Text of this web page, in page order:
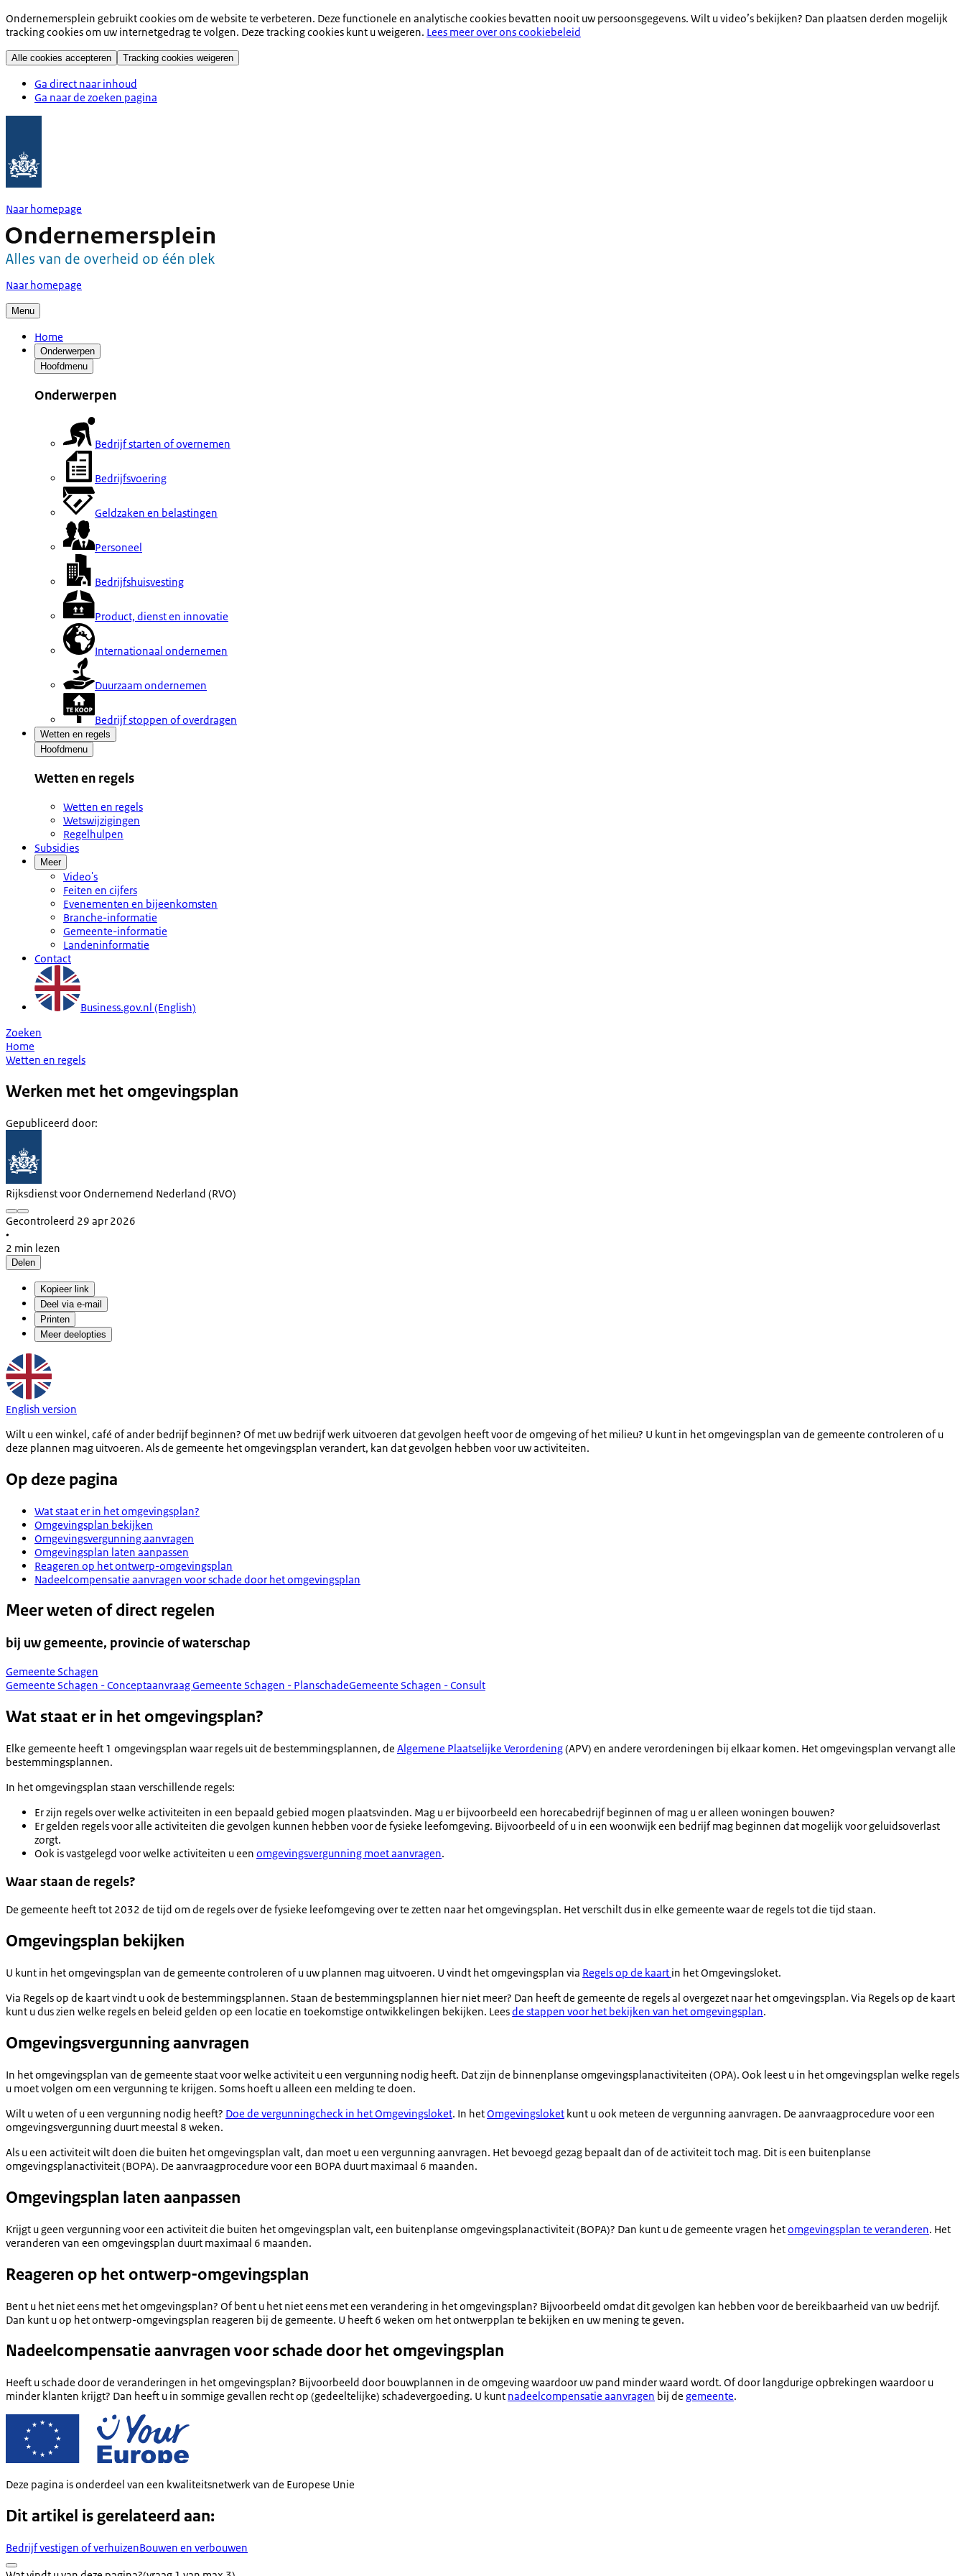
Ondernemersplein gebruikt cookies om de website te verbeteren. Deze functionele en analytische cookies bevatten nooit uw persoonsgegevens. Wilt u video’s bekijken? Dan plaatsen derden mogelijk
tracking cookies om uw internetgedrag te volgen. Deze tracking cookies kunt u weigeren. Lees meer over ons cookiebeleid
Alle cookies accepteren Tracking cookies weigeren
Ga direct naar inhoud
Ga naar de zoeken pagina
Naar homepage
Naar homepage
Menu
Home
Onderwerpen
Hoofdmenu
Onderwerpen
Bedrijf starten of overnemen
Bedrijfsvoering
Geldzaken en belastingen
Personeel
Bedrijfshuisvesting
Product, dienst en innovatie
Internationaal ondernemen
Duurzaam ondernemen
Bedrijf stoppen of overdragen
Wetten en regels
Hoofdmenu
Wetten en regels
Wetten en regels
Wetswijzigingen
Regelhulpen
Subsidies
Meer
Video's
Feiten en cijfers
Evenementen en bijeenkomsten
Branche-informatie
Gemeente-informatie
Landeninformatie
Contact
Business.gov.nl (English)
Zoeken
Home
Wetten en regels
Werken met het omgevingsplan
Gepubliceerd door:
Rijksdienst voor Ondernemend Nederland (RVO)
Gecontroleerd 29 apr 2026
•
2 min lezen
Delen
Kopieer link
Deel via e-mail
Printen
Meer deelopties
English version
Wilt u een winkel, café of ander bedrijf beginnen? Of met uw bedrijf werk uitvoeren dat gevolgen heeft voor de omgeving of het milieu? U kunt in het omgevingsplan van de gemeente controleren of u
deze plannen mag uitvoeren. Als de gemeente het omgevingsplan verandert, kan dat gevolgen hebben voor uw activiteiten.
Op deze pagina
Wat staat er in het omgevingsplan?
Omgevingsplan bekijken
Omgevingsvergunning aanvragen
Omgevingsplan laten aanpassen
Reageren op het ontwerp-omgevingsplan
Nadeelcompensatie aanvragen voor schade door het omgevingsplan
Meer weten of direct regelen
bij uw gemeente, provincie of waterschap
Gemeente Schagen
Gemeente Schagen - ConceptaanvraagGemeente Schagen - PlanschadeGemeente Schagen - Consult
Wat staat er in het omgevingsplan?
Elke gemeente heeft 1 omgevingsplan waar regels uit de bestemmingsplannen, de Algemene Plaatselijke Verordening(APV) en andere verordeningen bij elkaar komen. Het omgevingsplan vervangt alle
bestemmingsplannen.
In het omgevingsplan staan verschillende regels:
Er zijn regels over welke activiteiten in een bepaald gebied mogen plaatsvinden. Mag u er bijvoorbeeld een horecabedrijf beginnen of mag u er alleen woningen bouwen?
Er gelden regels voor alle activiteiten die gevolgen kunnen hebben voor de fysieke leefomgeving. Bijvoorbeeld of u in een woonwijk een bedrijf mag beginnen dat mogelijk voor geluidsoverlast
zorgt.
Ook is vastgelegd voor welke activiteiten u een omgevingsvergunning moet aanvragen.
Waar staan de regels?
De gemeente heeft tot 2032 de tijd om de regels over de fysieke leefomgeving over te zetten naar het omgevingsplan. Het verschilt dus in elke gemeente waar de regels tot die tijd staan.
Omgevingsplan bekijken
U kunt in het omgevingsplan van de gemeente controleren of u uw plannen mag uitvoeren. U vindt het omgevingsplan via Regels op de kaart in het Omgevingsloket.
Via Regels op de kaart vindt u ook de bestemmingsplannen. Staan de bestemmingsplannen hier niet meer? Dan heeft de gemeente de regels al overgezet naar het omgevingsplan. Via Regels op de kaart
kunt u dus zien welke regels en beleid gelden op een locatie en toekomstige ontwikkelingen bekijken. Leesde stappen voor het bekijken van het omgevingsplan.
Omgevingsvergunning aanvragen
In het omgevingsplan van de gemeente staat voor welke activiteit u een vergunning nodig heeft. Dat zijn de binnenplanse omgevingsplanactiviteiten (OPA). Ook leest u in het omgevingsplan welke regels
u moet volgen om een vergunning te krijgen. Soms hoeft u alleen een melding te doen.
Wilt u weten of u een vergunning nodig heeft? Doe de vergunningcheck in het Omgevingsloket. In hetOmgevingsloket kunt u ook meteen de vergunning aanvragen. De aanvraagprocedure voor een
omgevingsvergunning duurt meestal 8 weken.
Als u een activiteit wilt doen die buiten het omgevingsplan valt, dan moet u een vergunning aanvragen. Het bevoegd gezag bepaalt dan of de activiteit toch mag. Dit is een buitenplanse
omgevingsplanactiviteit (BOPA). De aanvraagprocedure voor een BOPA duurt maximaal 6 maanden.
Omgevingsplan laten aanpassen
Krijgt u geen vergunning voor een activiteit die buiten het omgevingsplan valt, een buitenplanse omgevingsplanactiviteit (BOPA)? Dan kunt u de gemeente vragen hetomgevingsplan te veranderen. Het
veranderen van een omgevingsplan duurt maximaal 6 maanden.
Reageren op het ontwerp-omgevingsplan
Bent u het niet eens met het omgevingsplan? Of bent u het niet eens met een verandering in het omgevingsplan? Bijvoorbeeld omdat dit gevolgen kan hebben voor de bereikbaarheid van uw bedrijf.
Dan kunt u op het ontwerp-omgevingsplan reageren bij de gemeente. U heeft 6 weken om het ontwerpplan te bekijken en uw mening te geven.
Nadeelcompensatie aanvragen voor schade door het omgevingsplan
Heeft u schade door de veranderingen in het omgevingsplan? Bijvoorbeeld door bouwplannen in de omgeving waardoor uw pand minder waard wordt. Of door langdurige opbrekingen waardoor u
minder klanten krijgt? Dan heeft u in sommige gevallen recht op (gedeeltelijke) schadevergoeding. U kunt nadeelcompensatie aanvragen bij de gemeente.
Deze pagina is onderdeel van een kwaliteitsnetwerk van de Europese Unie
Dit artikel is gerelateerd aan:
Bedrijf vestigen of verhuizenBouwen en verbouwen